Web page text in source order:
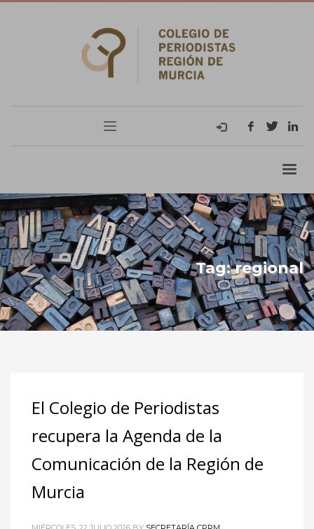
Tag: regional
El Colegio de Periodistas
recupera la Agenda de la
Comunicación de la Región de
Murcia